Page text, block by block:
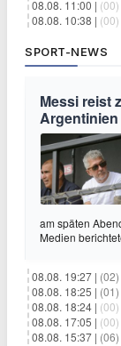
08.08. 11:00 | (00)
08.08. 10:38 | (00)
SPORT-NEWS
Messi reist
Argentinien
am späten
Medien
08.08. 19:27 | (02)
08.08. 18:25 | (01)
08.08. 18:24 | (00)
08.08. 17:05 | (00)
08.08. 15:37 | (06)